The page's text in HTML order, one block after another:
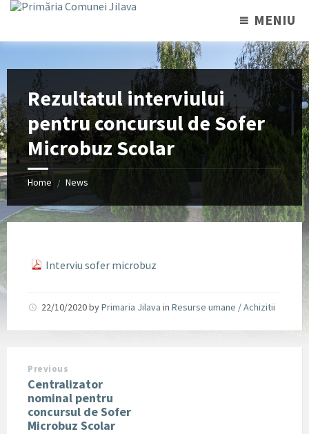
MENIU
Rezultatul interviului
pentru concursul de Sofer
Microbuz Scolar
Home / News
Interviu sofer microbuz
22/10/2020byPrimaria Jilava in Resurse umane / Achizitii
Previous
Centralizator
nominal pentru
concursul de Sofer
Microbuz Scolar